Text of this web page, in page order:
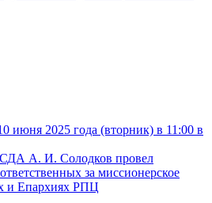
июня 2025 года (вторник) в 11:00 в
А. И. Солодков провел
за миссионерское
и Епархиях РПЦ